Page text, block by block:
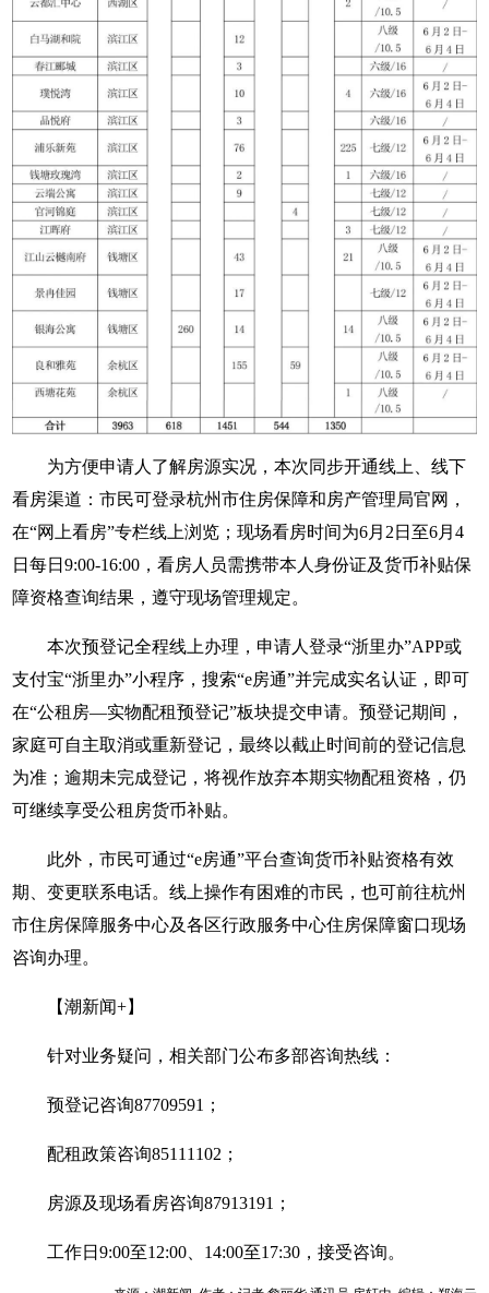
为方便申请人了解房源实况，本次同步开通线上、线下
看房渠道：市民可登录杭州市住房保障和房产管理局官网，
在“网上看房”专栏线上浏览；现场看房时间为6月2日至6月4
日每日9:00-16:00，看房人员需携带本人身份证及货币补贴保
障资格查询结果，遵守现场管理规定。
本次预登记全程线上办理，申请人登录“浙里办”APP或
支付宝“浙里办”小程序，搜索“e房通”并完成实名认证，即可
在“公租房—实物配租预登记”板块提交申请。预登记期间，
家庭可自主取消或重新登记，最终以截止时间前的登记信息
为准；逾期未完成登记，将视作放弃本期实物配租资格，仍
可继续享受公租房货币补贴。
此外，市民可通过“e房通”平台查询货币补贴资格有效
期、变更联系电话。线上操作有困难的市民，也可前往杭州
市住房保障服务中心及各区行政服务中心住房保障窗口现场
咨询办理。
【潮新闻+】
针对业务疑问，相关部门公布多部咨询热线：
预登记咨询87709591；
配租政策咨询85111102；
房源及现场看房咨询87913191；
工作日9:00至12:00、14:00至17:30，接受咨询。